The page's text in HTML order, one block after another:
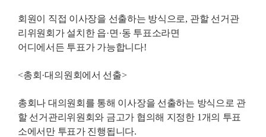
회원이 직접 이사장을 선출하는 방식으로, 관할 선거관
리위원회가 설치한 읍·면 ·동 투표소라면
어디에서든 투표가 가능합니다!
<총회 ·대의원회에서 선출>
총회나 대의원회를 통해 이사장을 선출하는 방식으로 관
할 선거관리위원회와 금고가 협의해 지정한 1 개의 투표
소에서만 투표가 진행됩니다.